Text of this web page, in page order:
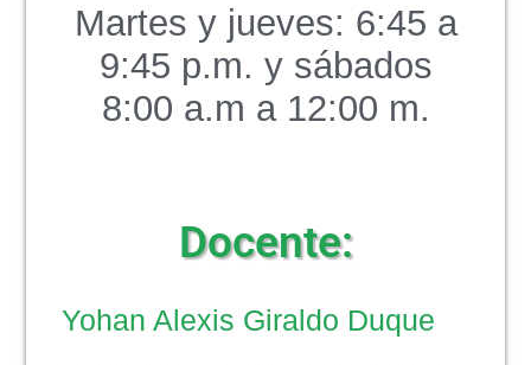
Martes y jueves: 6:45 a
9:45 p.m. y sábados
8:00 a.m a 12:00 m.
Docente:
Yohan Alexis Giraldo Duque